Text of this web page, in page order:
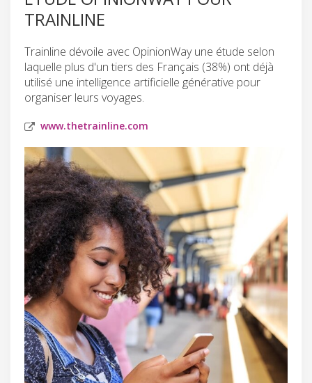
TRAINLINE
Trainline dévoile avec OpinionWay une étude selon
laquelle plus d'un tiers des Français (38%) ont déjà
utilisé une intelligence artificielle générative pour
organiser leurs voyages.
www.thetrainline.com